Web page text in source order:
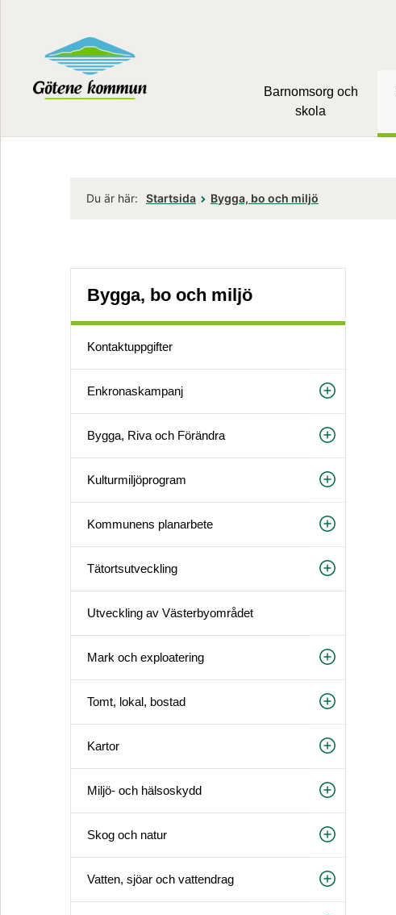
Barnomsorg och
skola
Du är här: Startsida Bygga, bo och miljö
Bygga, bo och miljö
Kontaktuppgifter
Enkronaskampanj
Bygga, Riva och Förändra
Kulturmiljöprogram
Kommunens planarbete
Tätortsutveckling
Utveckling av Västerbyområdet
Mark och exploatering
Tomt, lokal, bostad
Kartor
Miljö- och hälsoskydd
Skog och natur
Vatten, sjöar och vattendrag